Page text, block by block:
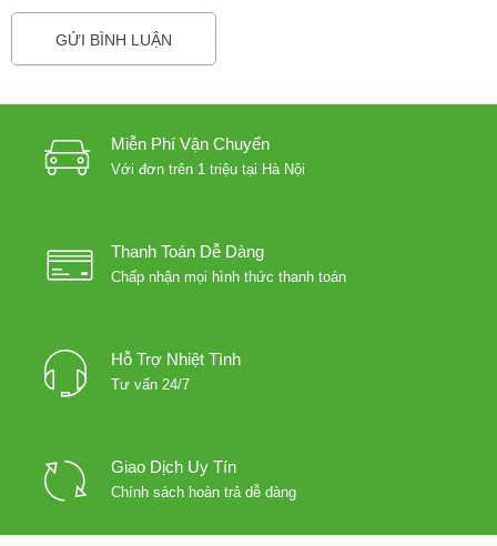
Miễn Phí Vận Chuyển
Với đơn trên 1 triệu tại Hà Nội
Thanh Toán Dễ Dàng
Chấp nhận mọi hình thức thanh toán
Hỗ Trợ Nhiệt Tình
Tư vấn 24/7
Giao Dịch Uy Tín
Chính sách hoàn trả dễ dàng